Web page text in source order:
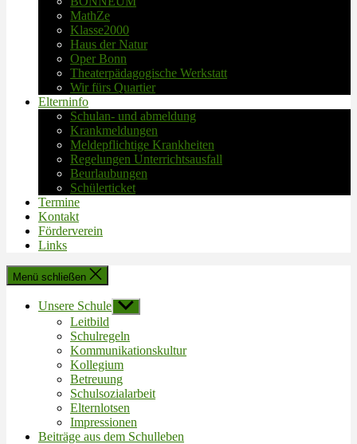
MathZe
Klasse2000
Haus der Natur
Oper Bonn
Theaterpädagogische Werkstatt
Wir fürs Quartier
Elterninfo
Schulan- und abmeldung
Krankmeldungen
Meldepflichtige Krankheiten
Regelungen Unterrichtsausfall
Beurlaubungen
Schülerticket
Termine
Kontakt
Förderverein
Links
Menü schließen
Unsere Schule Untermenü
anzeigen
Leitbild
Schulregeln
Kommunikationskultur
Kollegium
Betreuung
Schulsozialarbeit
Elternlotsen
Impressionen
Beiträge aus dem Schulleben